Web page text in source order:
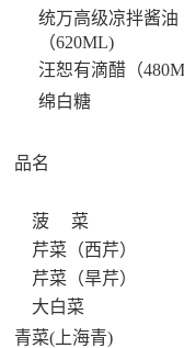
统万高级凉拌酱油
（620ML)
汪恕有滴醋（
绵白糖
品名
菠 菜
芹菜（西芹）
芹菜（旱芹）
大白菜
青菜(上海青)